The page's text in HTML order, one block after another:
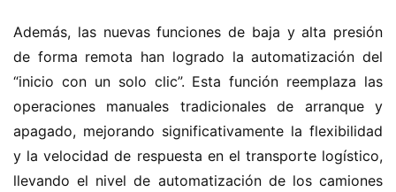
i
o
c
h
i
n
o
Además, las nuevas funciones de baja y alta presión
de forma remota han logrado la automatización del
“inicio con un solo clic”. Esta función reemplaza las
operaciones manuales tradicionales de arranque y
apagado, mejorando significativamente la flexibilidad
y la velocidad de respuesta en el transporte logístico,
llevando el nivel de automatización de los camiones